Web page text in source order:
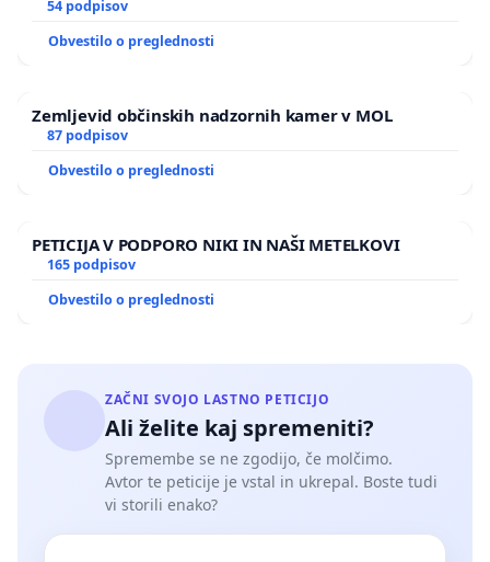
GRADIŠČAKU
54 podpisov
Obvestilo o preglednosti
Zemljevid občinskih nadzornih kamer v MOL
87 podpisov
Obvestilo o preglednosti
PETICIJA V PODPORO NIKI IN NAŠI METELKOVI
165 podpisov
Obvestilo o preglednosti
ZAČNI SVOJO LASTNO PETICIJO
Ali želite kaj spremeniti?
Spremembe se ne zgodijo, če molčimo.
Avtor te peticije je vstal in ukrepal. Boste tudi
vi storili enako?